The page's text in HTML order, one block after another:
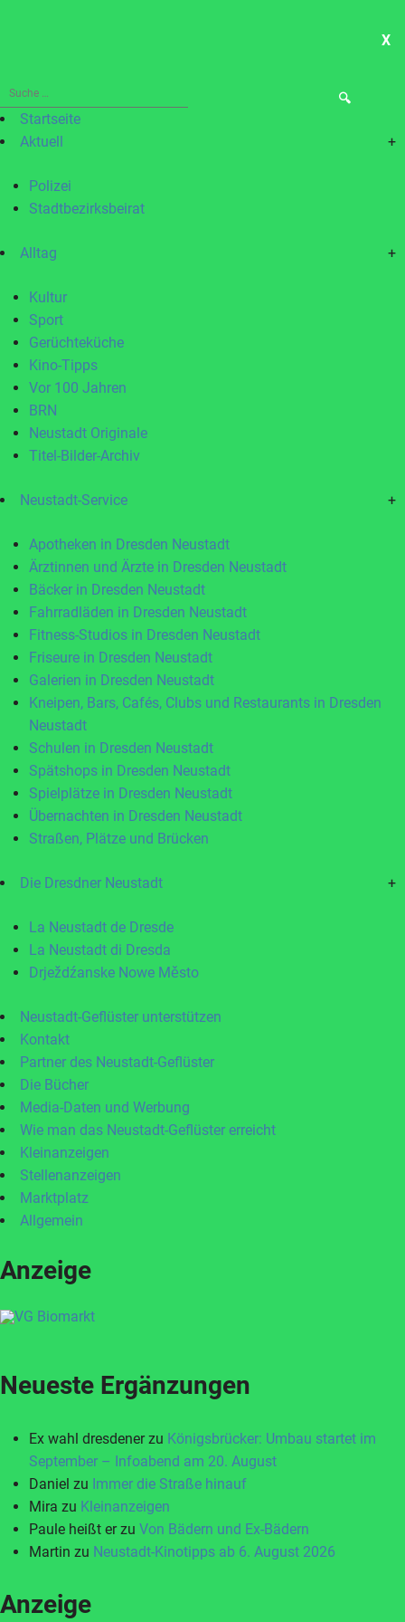
X
Suche
nach:Startseite
Aktuell
+
Polizei
Stadtbezirksbeirat
Alltag +
Kultur
Sport
Gerüchteküche
Kino-Tipps
Vor 100 Jahren
BRN
Neustadt Originale
Titel-Bilder-Archiv
Neustadt-Service +
Apotheken in Dresden Neustadt
Ärztinnen und Ärzte in Dresden Neustadt
Bäcker in Dresden Neustadt
Fahrradläden in Dresden Neustadt
Fitness-Studios in Dresden Neustadt
Friseure in Dresden Neustadt
Galerien in Dresden Neustadt
Kneipen, Bars, Cafés, Clubs und Restaurants in Dresden
Neustadt
Schulen in Dresden Neustadt
Spätshops in Dresden Neustadt
Spielplätze in Dresden Neustadt
Übernachten in Dresden Neustadt
Straßen, Plätze und Brücken
Die Dresdner Neustadt +
La Neustadt de Dresde
La Neustadt di Dresda
Drježdźanske Nowe Město
Neustadt-Geflüster unterstützen
Kontakt
Partner des Neustadt-Geflüster
Die Bücher
Media-Daten und Werbung
Wie man das Neustadt-Geflüster erreicht
Kleinanzeigen
Stellenanzeigen
Marktplatz
Allgemein
Anzeige
Neueste Ergänzungen
Ex wahl dresdenerzu Königsbrücker: Umbau startet im
September – Infoabend am 20. August
Daniel zu Immer die Straße hinauf
Mira zu Kleinanzeigen
Paule heißt erzu Von Bädern und Ex-Bädern
Martin zu Neustadt-Kinotipps ab 6. August 2026
Anzeige